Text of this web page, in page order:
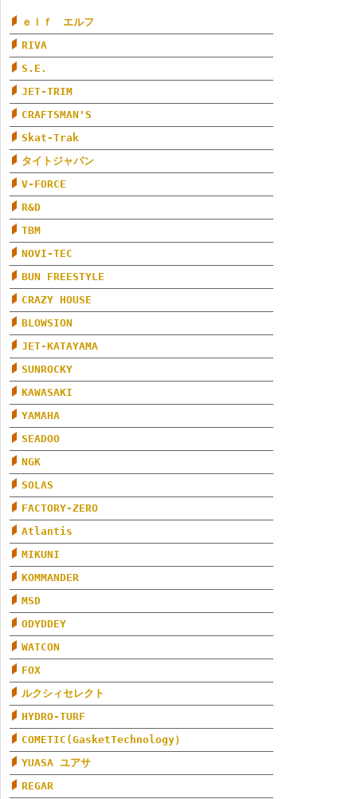
ｅｌｆ エルフ
RIVA
S.E.
JET-TRIM
CRAFTSMAN'S
Skat-Trak
タイトジャパン
V-FORCE
R&D
TBM
NOVI-TEC
BUN FREESTYLE
CRAZY HOUSE
BLOWSION
JET-KATAYAMA
SUNROCKY
KAWASAKI
YAMAHA
SEADOO
NGK
SOLAS
FACTORY-ZERO
Atlantis
MIKUNI
KOMMANDER
MSD
ODYDDEY
WATCON
FOX
ルクシィセレクト
HYDRO-TURF
COMETIC(GasketTechnology）
YUASA ユアサ
REGAR